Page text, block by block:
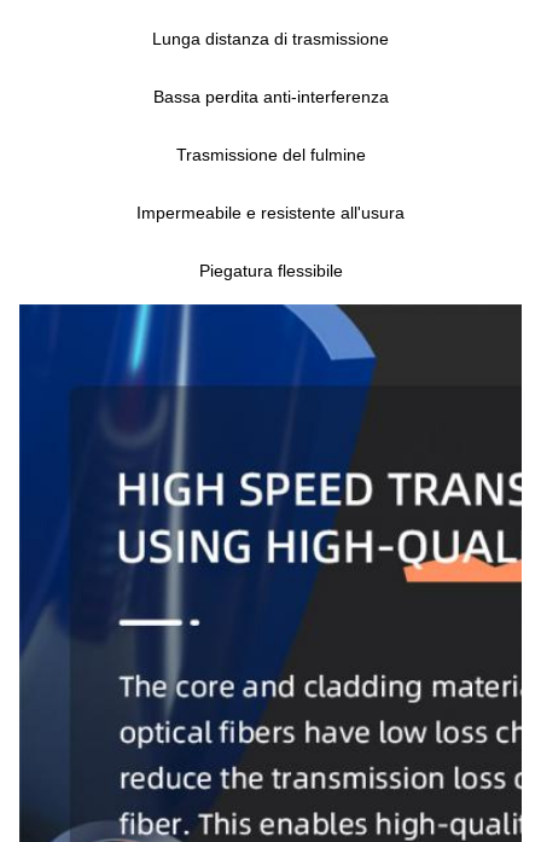
Lunga distanza di trasmissione
Bassa perdita anti-interferenza
Trasmissione del fulmine
Impermeabile e resistente all'usura
Piegatura flessibile